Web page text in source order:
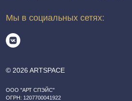
© 2026 ARTSPACE
ООО "АРТ СПЭЙС"
ОГРН: 1207700041922
Мы в социальных сетях: